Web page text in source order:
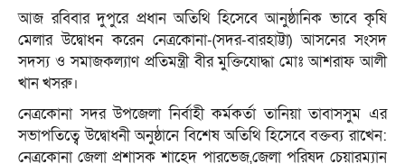
আজ রবিবার দুপুরে প্রধান অতিথি হিসেবে আনুষ্ঠানিক ভাবে কৃষি
মেলার উদ্বোধন করেন নেত্রকোনা-(সদর-বারহাট্টা) আসনের সংসদ
সদস্য ও সমাজকল্যাণ প্রতিমন্ত্রী বীর মুক্তিযোদ্ধা মোঃ আশরাফ আলী
খান খসরু।
নেত্রকোনা সদর উপজেলা নির্বাহী কর্মকর্তা তানিয়া তাবাসসুম এর
সভাপতিত্বে উদ্বোধনী অনুষ্ঠানে বিশেষ অতিথি হিসেবে বক্তব্য রাখেন:
নেত্রকোনা জেলা প্রশাসক শাহেদ পারভেজ,জেলা পরিষদ চেয়ারম্যান